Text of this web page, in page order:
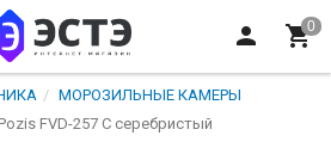
МОРОЗИЛЬНЫЕ КАМЕРЫ
FVD-257 C серебристый